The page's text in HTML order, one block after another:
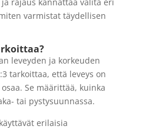
varmistat täydellisen
leveyden ja korkeuden
tarkoittaa, että leveys on
Se määrittää, kuinka
tai pystysuunnassa.
erilaisia